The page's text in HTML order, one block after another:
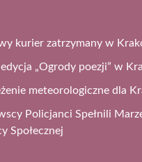
kurier zatrzymany w
„Ogrody poezji” w
meteorologiczne dla
Policjanci Spełnili
Społecznej